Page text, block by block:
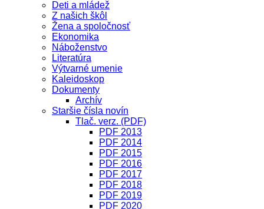
Deti a mládež
Z našich škôl
Žena a spoločnosť
Ekonomika
Náboženstvo
Literatúra
Výtvarné umenie
Kaleidoskop
Dokumenty
Archív
Staršie čísla novín
Tlač. verz. (PDF)
PDF 2013
PDF 2014
PDF 2015
PDF 2016
PDF 2017
PDF 2018
PDF 2019
PDF 2020